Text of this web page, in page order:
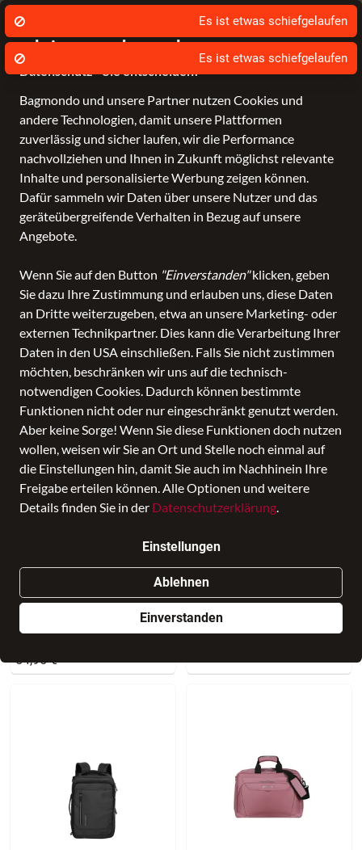
Wir nutzen Cookies um unsere Dienste zu
erbringen und zu verbessern.
Datenschutz - Sie entscheiden!
Bagmondo und unsere Partner nutzen Cookies und
andere Technologien, damit unsere Plattformen
zuverlässig und sicher laufen, wir die Performance
nachvollziehen und Ihnen in Zukunft möglichst relevante
Inhalte und personalisierte Werbung zeigen können.
Dafür sammeln wir Daten über unsere Nutzer und das
geräteübergreifende Verhalten in Bezug auf unsere
Angebote.
Wenn Sie auf den Button "Einverstanden"klicken, geben
Sie dazu Ihre Zustimmung und erlauben uns, diese Daten
an Dritte weiterzugeben, etwa an unsere Marketing- oder
externen Technikpartner. Dies kann die Verarbeitung Ihrer
Daten in den USA einschließen. Falls Sie nicht zustimmen
möchten, beschränken wir uns auf die technisch-
notwendigen Cookies. Dadurch können bestimmte
Funktionen nicht oder nur eingeschränkt genutzt werden.
Aber keine Sorge! Wenn Sie diese Funktionen doch nutzen
wollen, weisen wir Sie an Ort und Stelle noch einmal auf
die Einstellungen hin, damit Sie auch im Nachhinein Ihre
Freigabe erteilen können. Alle Optionen und weitere
Details finden Sie in der Datenschutzerklärung.
Einstellungen
Ablehnen
Einverstanden
in Leer
Business
Board-Gepäck
Board-Gepäckin Enno
Hinrichs
ALLE FILTER
SALE Marken Altersgruppe Farbe
5 Produkte
American Tourister
54,95 €
travelite
Crosslite Bordtasche L
Es ist etwas schiefgelaufen
Es ist etwas schiefgelaufen